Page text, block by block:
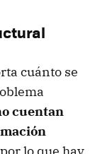
cuánto se
cuentan
, por lo que hay